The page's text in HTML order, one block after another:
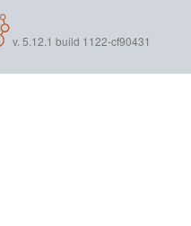
v. 5.12.1 build 1122-cf90431